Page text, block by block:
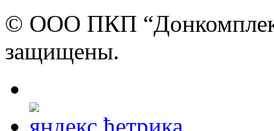
© ООО ПКП
защищены.